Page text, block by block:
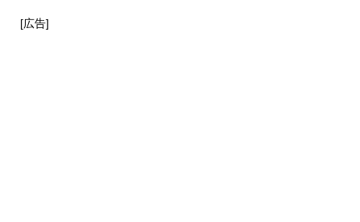
[広告]